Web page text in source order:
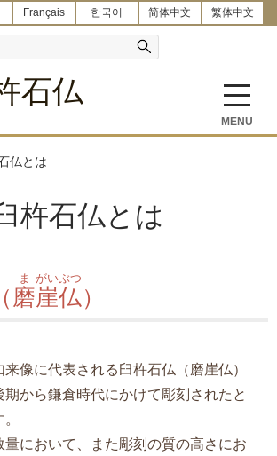
Français 한국어 简体中文 繁体中文
石仏
MENU
仏とは
杵石仏とは
（ 磨
ま
崖
がい
仏
ぶつ
）
像に代表される臼杵石仏（磨崖仏）
期から鎌倉時代にかけて彫刻されたと
量において、また彫刻の質の高さにお